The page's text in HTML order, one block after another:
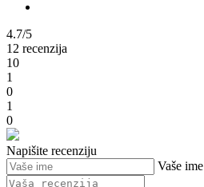
4.7/5
12 recenzija
10
1
0
1
0
Napišite recenziju
Vaše ime